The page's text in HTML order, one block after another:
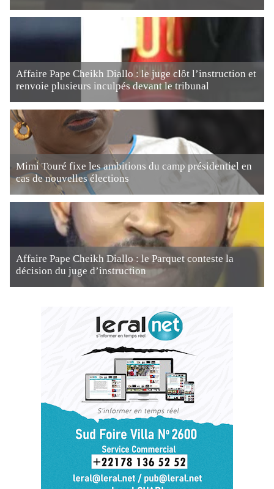
Affaire Pape Cheikh Diallo : le juge clôt l’instruction et
renvoie plusieurs inculpés devant le tribunal
Mimi Touré fixe les ambitions du camp présidentiel en
cas de nouvelles élections
Affaire Pape Cheikh Diallo : le Parquet conteste la
décision du juge d’instruction